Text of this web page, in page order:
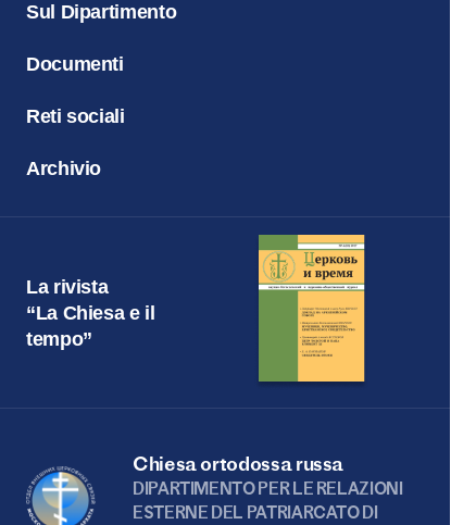
Sul Dipartimento
Documenti
Reti sociali
Archivio
La rivista
“La Chiesa e il
tempo”
Chiesa ortodossa russa
DIPARTIMENTO PER LE RELAZIONI
ESTERNE DEL PATRIARCATO DI